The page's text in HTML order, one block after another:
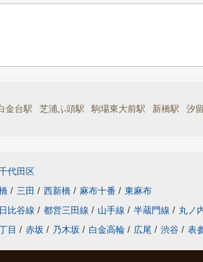
金台駅 芝浦ふ頭駅 駒場東大前駅 新橋駅 汐
代田区
/ 三田 / 西新橋 / 麻布十番 / 東麻布
日比谷線 / 都営三田線 / 山手線 / 半蔵門線 / 丸ノ
目 / 赤坂 / 乃木坂 / 白金高輪 / 広尾 / 渋谷 / 表